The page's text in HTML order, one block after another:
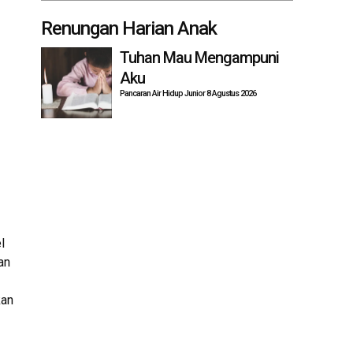
Renungan Harian Anak
Tuhan Mau Mengampuni
Aku
Pancaran Air Hidup Junior 8 Agustus 2026